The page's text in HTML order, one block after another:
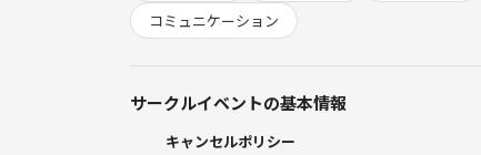
【こんな方におすすめ】
・本について語りたい人
・他の人の感想を聞きたい人
・読書習慣をつけたい人
コミュニケーション
サークルイベントの基本情報
キャンセルポリシー